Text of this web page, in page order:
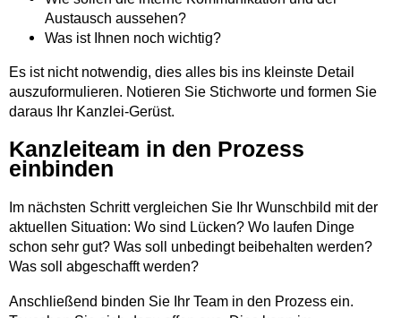
Austausch aussehen?
Was ist Ihnen noch wichtig?
Es ist nicht notwendig, dies alles bis ins kleinste Detail
auszuformulieren. Notieren Sie Stichworte und formen Sie
daraus Ihr Kanzlei-Gerüst.
Kanzleiteam in den Prozess
einbinden
Im nächsten Schritt vergleichen Sie Ihr Wunschbild mit der
aktuellen Situation: Wo sind Lücken? Wo laufen Dinge
schon sehr gut? Was soll unbedingt beibehalten werden?
Was soll abgeschafft werden?
Anschließend binden Sie Ihr Team in den Prozess ein.